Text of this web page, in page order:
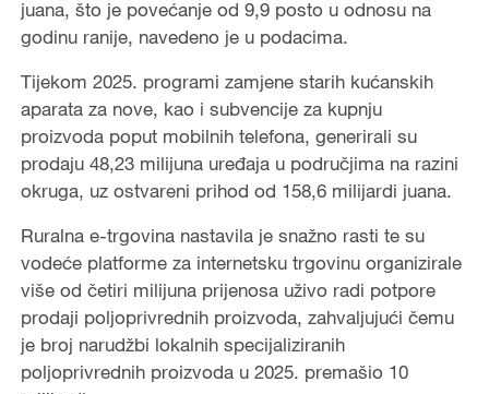
juana, što je povećanje od 9,9 posto u odnosu na
godinu ranije, navedeno je u podacima.
Tijekom 2025. programi zamjene starih kućanskih
aparata za nove, kao i subvencije za kupnju
proizvoda poput mobilnih telefona, generirali su
prodaju 48,23 milijuna uređaja u područjima na razini
okruga, uz ostvareni prihod od 158,6 milijardi juana.
Ruralna e-trgovina nastavila je snažno rasti te su
vodeće platforme za internetsku trgovinu organizirale
više od četiri milijuna prijenosa uživo radi potpore
prodaji poljoprivrednih proizvoda, zahvaljujući čemu
je broj narudžbi lokalnih specijaliziranih
poljoprivrednih proizvoda u 2025. premašio 10